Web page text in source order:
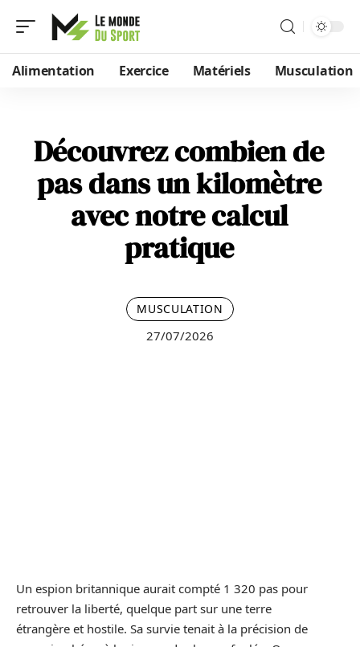
Alimentation Exercice Matériels Musculation
Découvrez combien de
pas dans un kilomètre
avec notre calcul
pratique
MUSCULATION
27/07/2026
Un espion britannique aurait compté 1 320 pas pour
retrouver la liberté, quelque part sur une terre
étrangère et hostile. Sa survie tenait à la précision de